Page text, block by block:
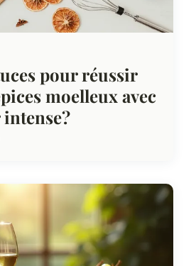
pour réussir
moelleux avec